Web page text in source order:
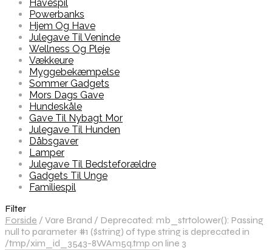
Havespil
Powerbanks
Hjem Og Have
Julegave Til Veninde
Wellness Og Pleje
Vækkeure
Myggebekæmpelse
Sommer Gadgets
Mors Dags Gave
Hundeskåle
Gave Til Nybagt Mor
Julegave Til Hunden
Dåbsgaver
Lamper
Julegave Til Bedsteforældre
Gadgets Til Unge
Familiespil
Filter
Forside / Vare Brand / Deprecated: mb_strtolower(): Passing
null to parameter #1 ($string) of type string is deprecated in
/tmp/xim_id_3543-8WAm5q.tmp on line 3